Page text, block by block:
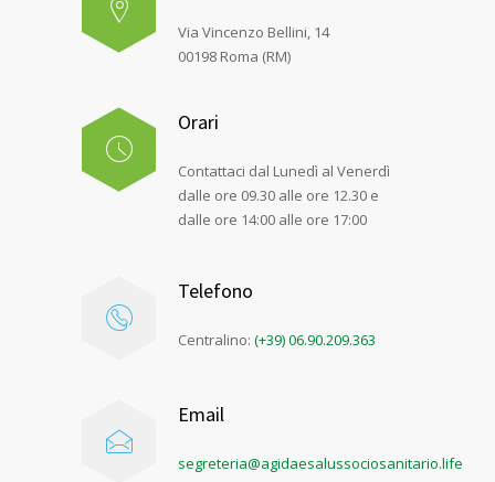
Via Vincenzo Bellini, 14
00198 Roma (RM)
Orari
Contattaci dal Lunedì al Venerdì
dalle ore 09.30 alle ore 12.30 e
dalle ore 14:00 alle ore 17:00
Telefono
Centralino: (+39) 06.90.209.363
Email
segreteria@agidaesalussociosanitario.life